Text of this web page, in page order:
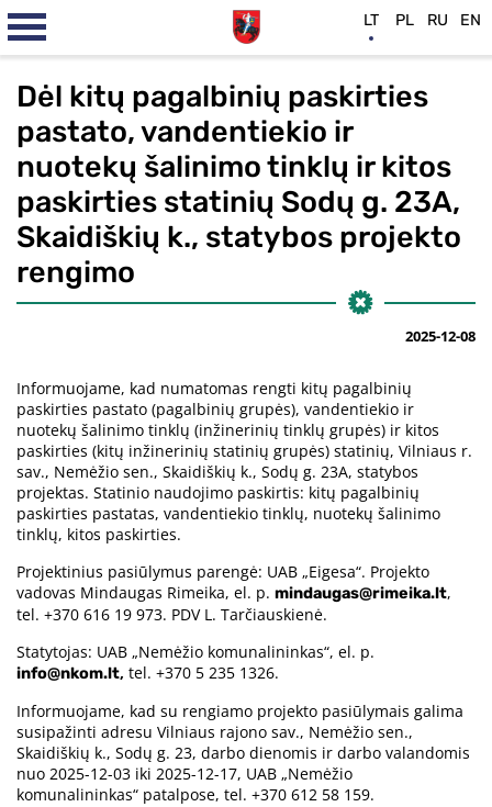
Dėl kitų pagalbinių paskirties
pastato, vandentiekio ir
nuotekų šalinimo tinklų ir kitos
paskirties statinių Sodų g. 23A,
Skaidiškių k., statybos projekto
rengimo
2025-12-08
Informuojame, kad numatomas rengti kitų pagalbinių
paskirties pastato (pagalbinių grupės), vandentiekio ir
nuotekų šalinimo tinklų (inžinerinių tinklų grupės) ir kitos
paskirties (kitų inžinerinių statinių grupės) statinių, Vilniaus r.
sav., Nemėžio sen., Skaidiškių k., Sodų g. 23A, statybos
projektas. Statinio naudojimo paskirtis: kitų pagalbinių
paskirties pastatas, vandentiekio tinklų, nuotekų šalinimo
tinklų, kitos paskirties.
Projektinius pasiūlymus parengė: UAB „Eigesa“. Projekto
vadovas Mindaugas Rimeika, el. p. mindaugas@rimeika.lt,
tel. +370 616 19 973. PDV L. Tarčiauskienė.
Statytojas: UAB „Nemėžio komunalininkas“, el. p.
info@nkom.lt, tel. +370 5 235 1326.
Informuojame, kad su rengiamo projekto pasiūlymais galima
susipažinti adresu Vilniaus rajono sav., Nemėžio sen.,
Skaidiškių k., Sodų g. 23, darbo dienomis ir darbo valandomis
nuo 2025-12-03 iki 2025-12-17, UAB „Nemėžio
komunalininkas“ patalpose, tel. +370 612 58 159.
LT PL RU EN